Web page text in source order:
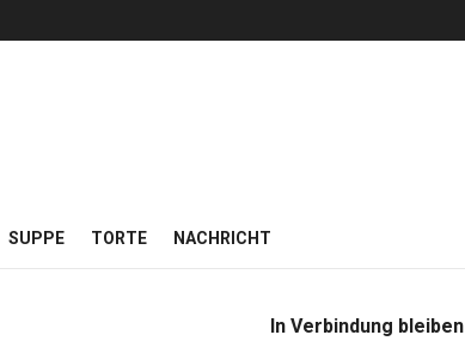
SUPPE TORTE NACHRICHT
In Verbindung bleiben